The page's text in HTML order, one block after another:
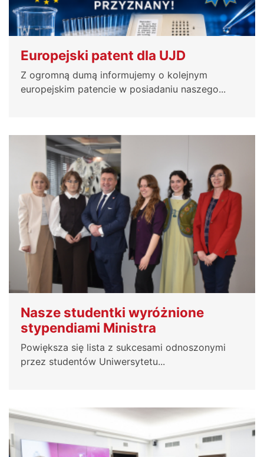
Europejski patent dla UJD
Z ogromną dumą informujemy o kolejnym
europejskim patencie w posiadaniu naszego...
Nasze studentki wyróżnione
stypendiami Ministra
Powiększa się lista z sukcesami odnoszonymi
przez studentów Uniwersytetu...